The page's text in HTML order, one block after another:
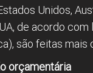
Unidos,
de acordo
são feitas mais
orçamentária